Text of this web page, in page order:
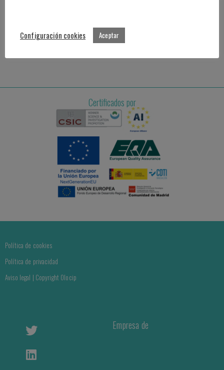
Contacto: info@plexus.sport
Prensa / Eventos: comunicacion@plexus.sport
Certificados por
Política de cookies
Política de privacidad
Aviso legal | Copyright Olocip
Empresa de
Configuración cookies Aceptar